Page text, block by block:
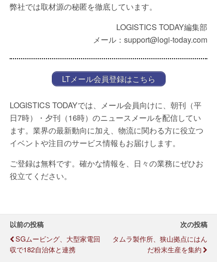
弊社では取材源の秘匿を徹底しています。
LOGISTICS TODAY編集部
メール：support@logi-today.com
LTメール会員登録はこちら
LOGISTICS TODAYでは、メール会員向けに、朝刊（平
日7時）・夕刊（16時）のニュースメールを配信してい
ます。業界の最新動向に加え、物流に関わる方に役立つ
イベントや注目のサービス情報もお届けします。
ご登録は無料です。確かな情報を、日々の業務にぜひお
役立てください。
以前の投稿
SGムービング、大型家電回
収で182自治体と連携
次の投稿
タムラ製作所、狭山拠点にはん
だ粉末生産を集約